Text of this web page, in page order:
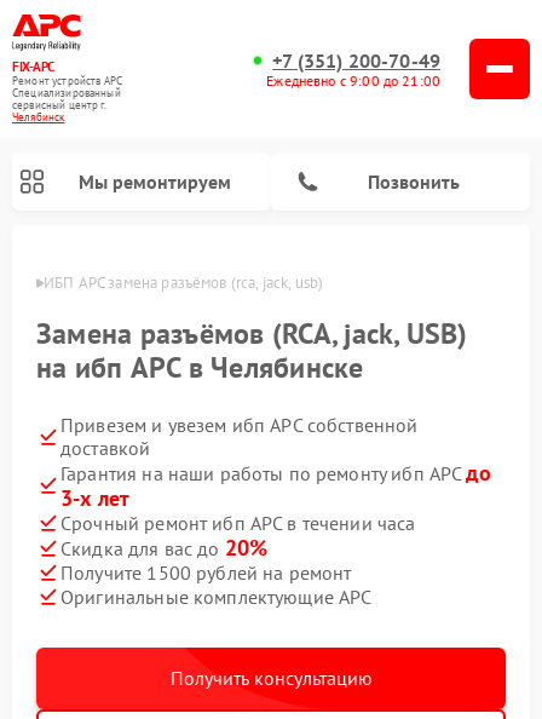
FIX-APC
Ремонт устройств APC
Специализированный
cервисный центр г.
Челябинск
+7 (351) 200-70-49
Ежедневно с 9:00 до 21:00
Мы ремонтируем Позвонить
ИБП APC замена разъёмов (rca, jack, usb)
Замена разъёмов (RCA, jack, USB)
на ибп APC в Челябинске
Привезем и увезем ибп APC собственной
доставкой
Гарантия на наши работы по ремонту ибп APCдо
3-х лет
Срочный ремонт ибп APC в течении часа
Скидка для вас до 20%
Получите 1500 рублей на ремонт
Оригинальные комплектующие APC
Получить консультацию